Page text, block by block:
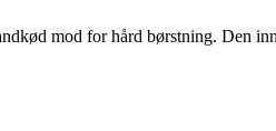
mod for hård børstning. Den